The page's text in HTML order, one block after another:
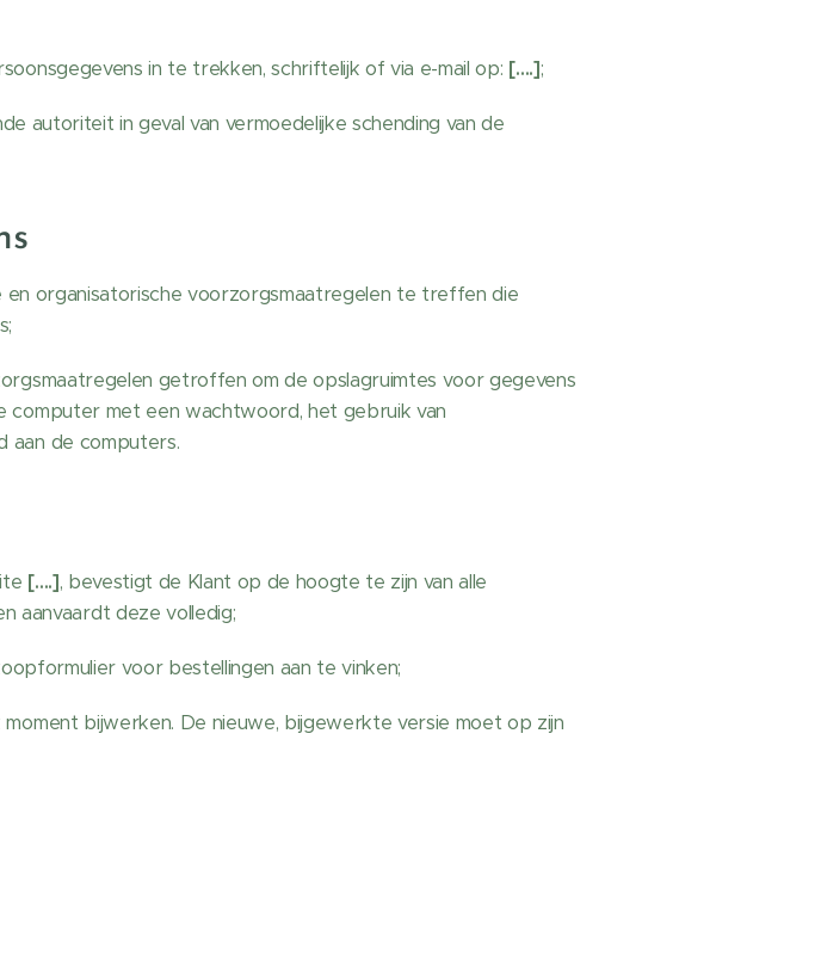
in te trekken, schriftelijk of via e-mail op: [….];
autoriteit in geval van vermoedelijke schending van de
organisatorische voorzorgsmaatregelen te treffen die
getroffen om de opslagruimtes voor gegevens
computer met een wachtwoord, het gebruik van
aan de computers.
[….], bevestigt de Klant op de hoogte te zijn van alle
aanvaardt deze volledig;
voor bestellingen aan te vinken;
bijwerken. De nieuwe, bijgewerkte versie moet op zijn